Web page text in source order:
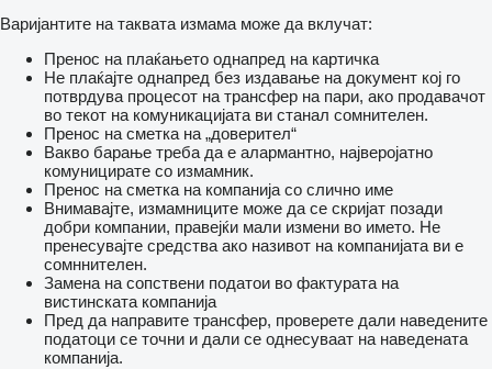
Варијантите на таквата измама може да вклучат:
Пренос на плаќањето однапред на картичка
Не плаќајте однапред без издавање на документ кој го
потврдува процесот на трансфер на пари, ако продавачот
во текот на комуникацијата ви станал сомнителен.
Пренос на сметка на „доверител“
Вакво барање треба да е алармантно, најверојатно
комуницирате со измамник.
Пренос на сметка на компанија со слично име
Внимавајте, измамниците може да се скријат позади
добри компании, правејќи мали измени во името. Не
пренесувајте средства ако називот на компанијата ви е
сомннителен.
Замена на сопствени податои во фактурата на
вистинската компанија
Пред да направите трансфер, проверете дали наведените
податоци се точни и дали се однесуваат на наведената
компанија.